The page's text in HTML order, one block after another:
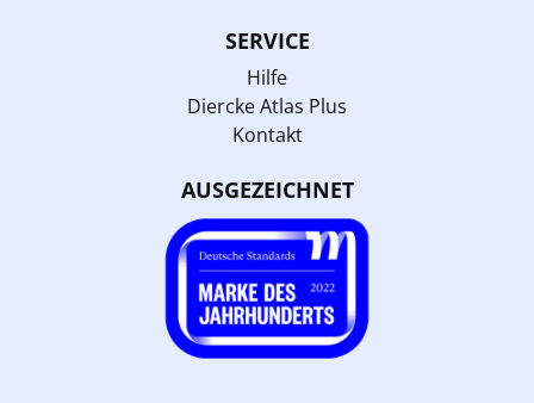
SERVICE
Hilfe
Diercke Atlas Plus
Kontakt
AUSGEZEICHNET